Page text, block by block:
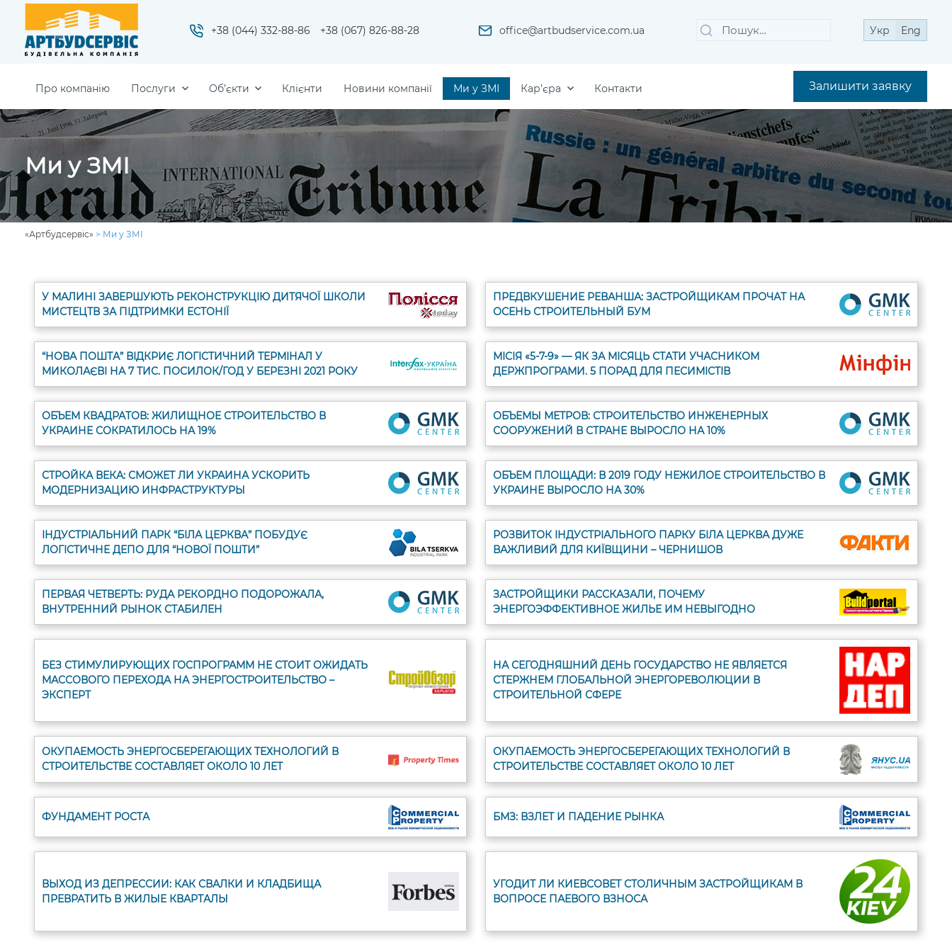
+38 (044) 332-88-86 +38 (067) 826-88-28 office@artbudservice.com.ua
ПошукШукати Укр Eng
Про компанію Послуги Об’єкти Клієнти Новини компанії Ми у ЗМІ Кар’єра Контакти Залишити заявку
Ми у ЗМІ
«Артбудсервіс» > Ми у ЗМІ
У МАЛИНІ ЗАВЕРШУЮТЬ РЕКОНСТРУКЦІЮ ДИТЯЧОЇ ШКОЛИ
МИСТЕЦТВ ЗА ПІДТРИМКИ ЕСТОНІЇ
ПРЕДВКУШЕНИЕ РЕВАНША: ЗАСТРОЙЩИКАМ ПРОЧАТ НА
ОСЕНЬ СТРОИТЕЛЬНЫЙ БУМ
“НОВА ПОШТА” ВІДКРИЄ ЛОГІСТИЧНИЙ ТЕРМІНАЛ У
МИКОЛАЄВІ НА 7 ТИС. ПОСИЛОК/ГОД У БЕРЕЗНІ 2021 РОКУ
МІСІЯ «5-7-9» — ЯК ЗА МІСЯЦЬ СТАТИ УЧАСНИКОМ
ДЕРЖПРОГРАМИ. 5 ПОРАД ДЛЯ ПЕСИМІСТІВ
ОБЪЕМ КВАДРАТОВ: ЖИЛИЩНОЕ СТРОИТЕЛЬСТВО В
УКРАИНЕ СОКРАТИЛОСЬ НА 19%
ОБЪЕМЫ МЕТРОВ: СТРОИТЕЛЬСТВО ИНЖЕНЕРНЫХ
СООРУЖЕНИЙ В СТРАНЕ ВЫРОСЛО НА 10%
СТРОЙКА ВЕКА: СМОЖЕТ ЛИ УКРАИНА УСКОРИТЬ
МОДЕРНИЗАЦИЮ ИНФРАСТРУКТУРЫ
ОБЪЕМ ПЛОЩАДИ: В 2019 ГОДУ НЕЖИЛОЕ СТРОИТЕЛЬСТВО В
УКРАИНЕ ВЫРОСЛО НА 30%
ІНДУСТРІАЛЬНИЙ ПАРК “БІЛА ЦЕРКВА” ПОБУДУЄ
ЛОГІСТИЧНЕ ДЕПО ДЛЯ “НОВОЇ ПОШТИ”
РОЗВИТОК ІНДУСТРІАЛЬНОГО ПАРКУ БІЛА ЦЕРКВА ДУЖЕ
ВАЖЛИВИЙ ДЛЯ КИЇВЩИНИ – ЧЕРНИШОВ
ПЕРВАЯ ЧЕТВЕРТЬ: РУДА РЕКОРДНО ПОДОРОЖАЛА,
ВНУТРЕННИЙ РЫНОК СТАБИЛЕН
ЗАСТРОЙЩИКИ РАССКАЗАЛИ, ПОЧЕМУ
ЭНЕРГОЭФФЕКТИВНОЕ ЖИЛЬЕ ИМ НЕВЫГОДНО
БЕЗ СТИМУЛИРУЮЩИХ ГОСПРОГРАММ НЕ СТОИТ ОЖИДАТЬ
МАССОВОГО ПЕРЕХОДА НА ЭНЕРГОСТРОИТЕЛЬСТВО –
ЭКСПЕРТ
НА СЕГОДНЯШНИЙ ДЕНЬ ГОСУДАРСТВО НЕ ЯВЛЯЕТСЯ
СТЕРЖНЕМ ГЛОБАЛЬНОЙ ЭНЕРГОРЕВОЛЮЦИИ В
СТРОИТЕЛЬНОЙ СФЕРЕ
ОКУПАЕМОСТЬ ЭНЕРГОСБЕРЕГАЮЩИХ ТЕХНОЛОГИЙ В
СТРОИТЕЛЬСТВЕ СОСТАВЛЯЕТ ОКОЛО 10 ЛЕТ
ОКУПАЕМОСТЬ ЭНЕРГОСБЕРЕГАЮЩИХ ТЕХНОЛОГИЙ В
СТРОИТЕЛЬСТВЕ СОСТАВЛЯЕТ ОКОЛО 10 ЛЕТ
ФУНДАМЕНТ РОСТА БМЗ: ВЗЛЕТ И ПАДЕНИЕ РЫНКА
ВЫХОД ИЗ ДЕПРЕССИИ: КАК СВАЛКИ И КЛАДБИЩА
ПРЕВРАТИТЬ В ЖИЛЫЕ КВАРТАЛЫ
УГОДИТ ЛИ КИЕВСОВЕТ СТОЛИЧНЫМ ЗАСТРОЙЩИКАМ В
ВОПРОСЕ ПАЕВОГО ВЗНОСА